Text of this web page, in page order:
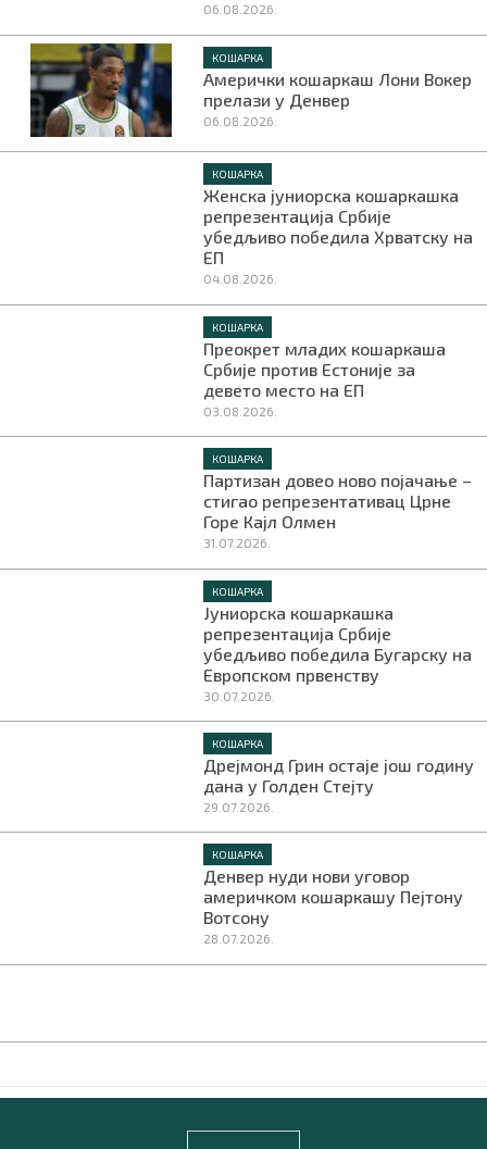
06.08.2026.
КОШАРКА
Амерички кошаркаш Лони Вокер
прелази у Денвер
06.08.2026.
КОШАРКА
Женска јуниорска кошаркашка
репрезентација Србије
убедљиво победила Хрватску на
ЕП
04.08.2026.
КОШАРКА
Преокрет младих кошаркаша
Србије против Естоније за
девето место на ЕП
03.08.2026.
КОШАРКА
Партизан довео ново појачање –
стигао репрезентативац Црне
Горе Кајл Олмен
31.07.2026.
КОШАРКА
Јуниорска кошаркашка
репрезентација Србије
убедљиво победила Бугарску на
Европском првенству
30.07.2026.
КОШАРКА
Дрејмонд Грин остаје још годину
дана у Голден Стејту
29.07.2026.
КОШАРКА
Денвер нуди нови уговор
америчком кошаркашу Пејтону
Вотсону
28.07.2026.